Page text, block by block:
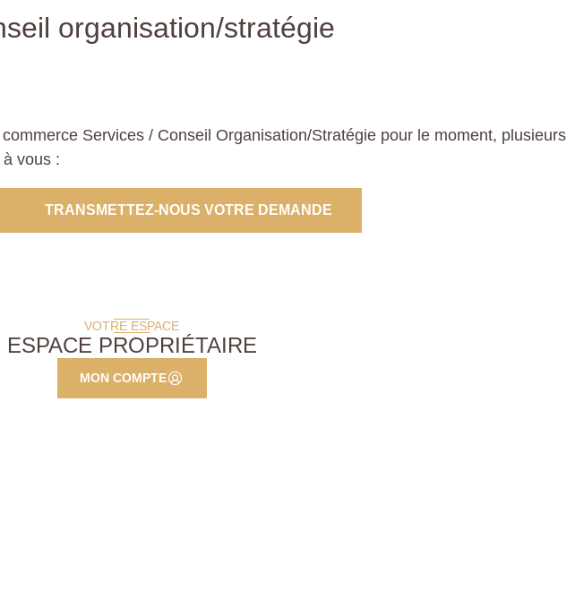
organisation/stratégie
Services / Conseil Organisation/Stratégie pour le moment, plusieurs
vous :
TRANSMETTEZ-NOUS VOTRE DEMANDE
VOTRE ESPACE
ESPACE PROPRIÉTAIRE
MON COMPTE